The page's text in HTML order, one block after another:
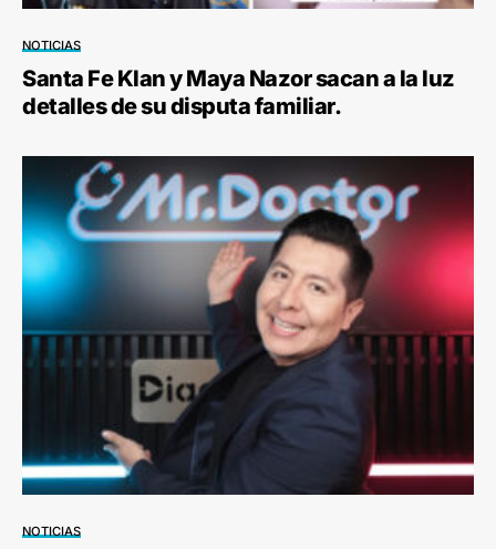
NOTICIAS
Santa Fe Klan y Maya Nazor sacan a la luz
detalles de su disputa familiar.
NOTICIAS